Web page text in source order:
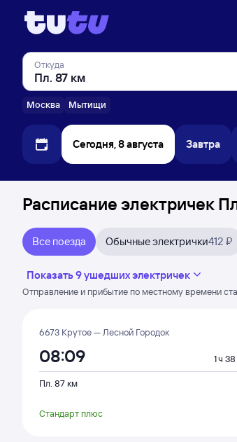
Откуда
Москва Мытищи
Сегодня, 8 августа Завтра
Расписание электричек
Все поезда Обычные электрички412 ₽
Показать 9 ушедших электричек
Отправление и прибытие по местному времени
6673 Крутое — Лесной Городок
08:09 1 ч
Пл. 87 км
Стандарт плюс